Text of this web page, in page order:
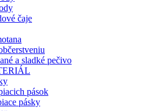
čaje
a sladké pečivo
pások
pásky